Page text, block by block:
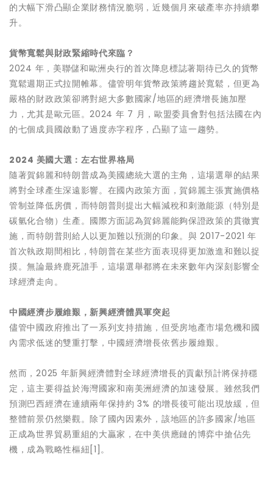
的大幅下滑凸顯企業財務情況脆弱，近幾個月來破產率亦持續攀
升。
貨幣寬鬆與財政緊縮時代來臨？
2024 年，美聯儲和歐洲央行的首次降息標誌著期待已久的貨幣
寬鬆週期正式拉開帷幕。儘管明年貨幣政策將趨於寬鬆，但更為
嚴格的財政政策卻將對絕大多數國家/地區的經濟增長施加壓
力，尤其是歐元區。2024 年 7 月，歐盟委員會對包括法國在內
的七個成員國啟動了過度赤字程序，凸顯了這一趨勢。
2024 美國大選：左右世界格局
隨著賀錦麗和特朗普成為美國總統大選的主角，這場選舉的結果
將對全球產生深遠影響。在國內政策方面，賀錦麗主張實施價格
管制並降低房價，而特朗普則提出大幅減稅和刺激能源（特別是
碳氫化合物）生產。國際方面認為賀錦麗能夠保證政策的貫徹實
施，而特朗普則給人以更加難以預測的印象。與 2017-2021 年
首次執政期間相比，特朗普在某些方面表現得更加激進和難以捉
摸。無論最終鹿死誰手，這場選舉都將在未來數年內深刻影響全
球經濟走向。
中國經濟步履維艱，新興經濟體異軍突起
儘管中國政府推出了一系列支持措施，但受房地產市場危機和國
內需求低迷的雙重打擊，中國經濟增長依舊步履維艱。
然而，2025 年新興經濟體對全球經濟增長的貢獻預計將保持穩
定，這主要得益於海灣國家和南美洲經濟的加速發展。雖然我們
預測巴西經濟在連續兩年保持約 3% 的增長後可能出現放緩，但
整體前景仍然樂觀。除了國內因素外，該地區的許多國家/地區
正成為世界貿易重組的大贏家，在中美供應鏈的博弈中搶佔先
機，成為戰略性樞紐[1]。